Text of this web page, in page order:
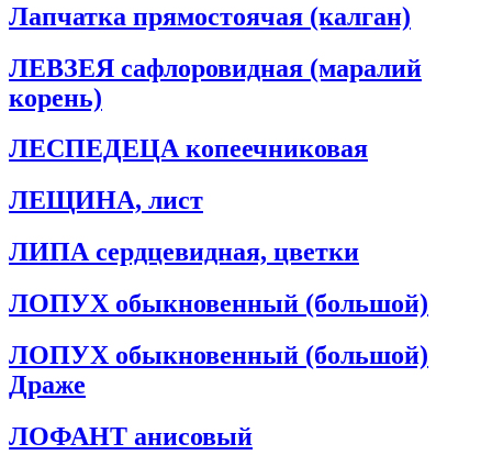
Лапчатка прямостоячая (калган)
ЛЕВЗЕЯ сафлоровидная (маралий
корень)
ЛЕСПЕДЕЦА копеечниковая
ЛЕЩИНА, лист
ЛИПА сердцевидная, цветки
ЛОПУХ обыкновенный (большой)
ЛОПУХ обыкновенный (большой)
Драже
ЛОФАНТ анисовый